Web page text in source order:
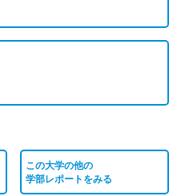
この大学の他の
学部レポートをみる